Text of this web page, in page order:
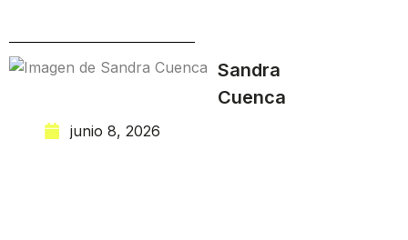
Sandra
Cuenca
junio 8, 2026